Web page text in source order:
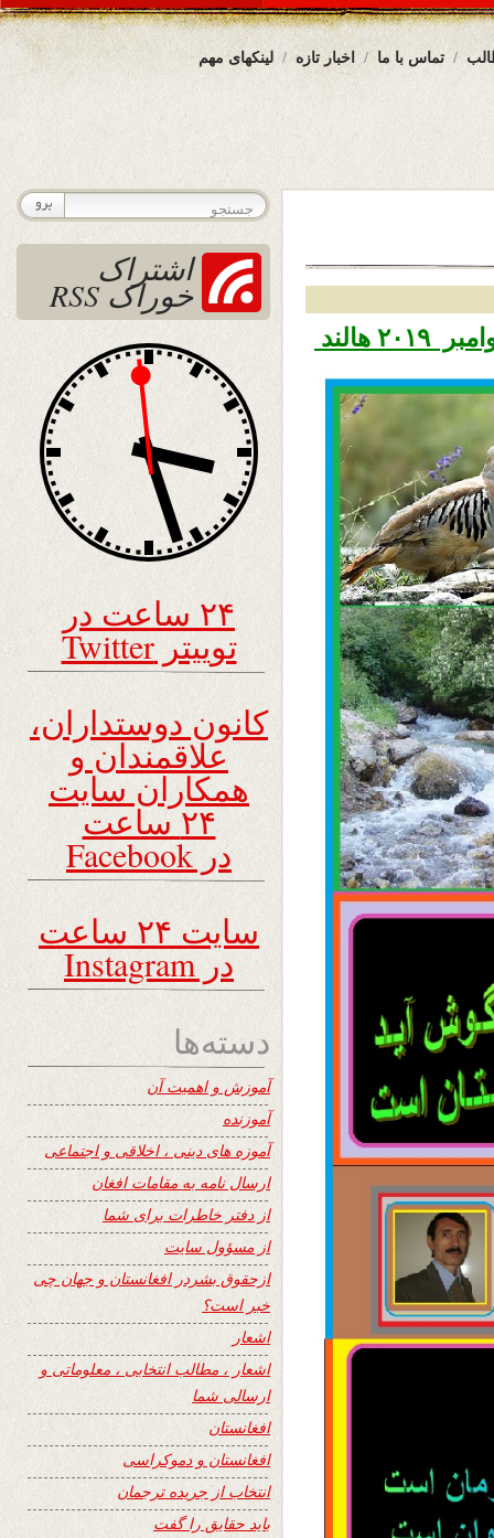
لینکهای مهم اخبار تازه تماس با ما
اشتراک
خوراک RSS
۲۴ ساعت در
توییتر Twitter
کانون دوستداران،
علاقمندان و
همکاران سایت
۲۴ ساعت
در Facebook
سایت ۲۴ ساعت
در Instagram
دسته‌ها
آموزش و اهمیت آن
آموزنده
آموزه های دینی ، اخلاقی و اجتماعی
ارسال نامه به مقامات افغان
از دفتر خاطرات برای شما
از مسؤول سایت
ازحقوق بشردر افغانستان و جهان چی
خبر است؟
اشعار
اشعار ، مطالب انتخابی ، معلوماتی و
ارسالی شما
افغانستان
افغانستان و دموکراسی
انتخاب از جریده ترجمان
باید حقایق را گفت